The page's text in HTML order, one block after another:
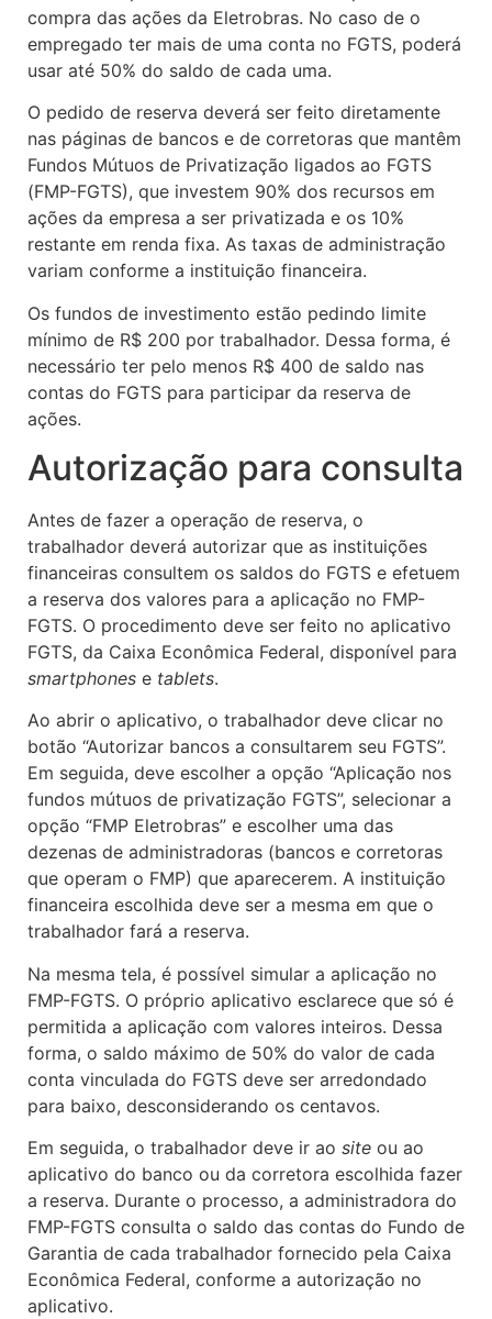
compra das ações da Eletrobras. No caso de o
empregado ter mais de uma conta no FGTS, poderá
usar até 50% do saldo de cada uma.
O pedido de reserva deverá ser feito diretamente
nas páginas de bancos e de corretoras que mantêm
Fundos Mútuos de Privatização ligados ao FGTS
(FMP-FGTS), que investem 90% dos recursos em
ações da empresa a ser privatizada e os 10%
restante em renda fixa. As taxas de administração
variam conforme a instituição financeira.
Os fundos de investimento estão pedindo limite
mínimo de R$ 200 por trabalhador. Dessa forma, é
necessário ter pelo menos R$ 400 de saldo nas
contas do FGTS para participar da reserva de
ações.
Autorização para consulta
Antes de fazer a operação de reserva, o
trabalhador deverá autorizar que as instituições
financeiras consultem os saldos do FGTS e efetuem
a reserva dos valores para a aplicação no FMP-
FGTS. O procedimento deve ser feito no aplicativo
FGTS, da Caixa Econômica Federal, disponível para
smartphones e tablets.
Ao abrir o aplicativo, o trabalhador deve clicar no
botão “Autorizar bancos a consultarem seu FGTS”.
Em seguida, deve escolher a opção “Aplicação nos
fundos mútuos de privatização FGTS”, selecionar a
opção “FMP Eletrobras” e escolher uma das
dezenas de administradoras (bancos e corretoras
que operam o FMP) que aparecerem. A instituição
financeira escolhida deve ser a mesma em que o
trabalhador fará a reserva.
Na mesma tela, é possível simular a aplicação no
FMP-FGTS. O próprio aplicativo esclarece que só é
permitida a aplicação com valores inteiros. Dessa
forma, o saldo máximo de 50% do valor de cada
conta vinculada do FGTS deve ser arredondado
para baixo, desconsiderando os centavos.
Em seguida, o trabalhador deve ir ao site ou ao
aplicativo do banco ou da corretora escolhida fazer
a reserva. Durante o processo, a administradora do
FMP-FGTS consulta o saldo das contas do Fundo de
Garantia de cada trabalhador fornecido pela Caixa
Econômica Federal, conforme a autorização no
aplicativo.